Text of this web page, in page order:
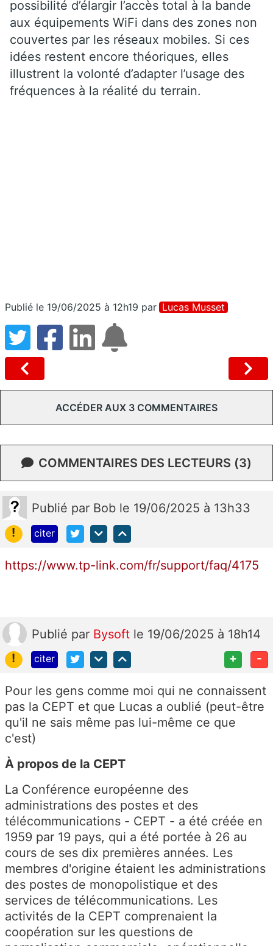
possibilité d’élargir l’accès total à la bande
aux équipements WiFi dans des zones non
couvertes par les réseaux mobiles. Si ces
idées restent encore théoriques, elles
illustrent la volonté d’adapter l’usage des
fréquences à la réalité du terrain.
Publié le 19/06/2025 à 12h19 par Lucas Musset
ACCÉDER AUX 3 COMMENTAIRES
COMMENTAIRES DES LECTEURS (3)
Publié par Bob le 19/06/2025 à 13h33
!
citer
https://www.tp-link.com/fr/support/faq/4175
Publié par Bysoft le 19/06/2025 à 18h14
!
citer + -
Pour les gens comme moi qui ne connaissent
pas la CEPT et que Lucas a oublié (peut-être
qu'il ne sais même pas lui-même ce que
c'est)
À propos de la CEPT
La Conférence européenne des
administrations des postes et des
télécommunications - CEPT - a été créée en
1959 par 19 pays, qui a été portée à 26 au
cours de ses dix premières années. Les
membres d'origine étaient les administrations
des postes de monopolistique et des
services de télécommunications. Les
activités de la CEPT comprenaient la
coopération sur les questions de